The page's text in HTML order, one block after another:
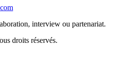
interview ou partenariat.
droits réservés.